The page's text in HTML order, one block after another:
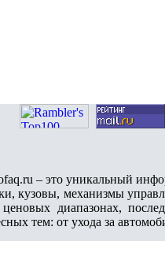
– это уникальный
кузовы, механизмы
диапазонах,
тем: от ухода за